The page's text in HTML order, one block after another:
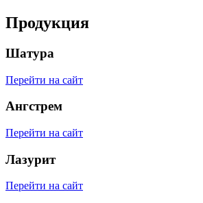
Продукция
Шатура
Перейти на сайт
Ангстрем
Перейти на сайт
Лазурит
Перейти на сайт